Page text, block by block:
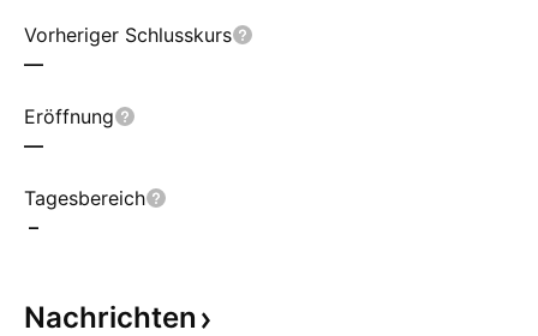
Vorheriger Schlusskurs
—
Eröffnung
—
Tagesbereich
–
Nachrichten